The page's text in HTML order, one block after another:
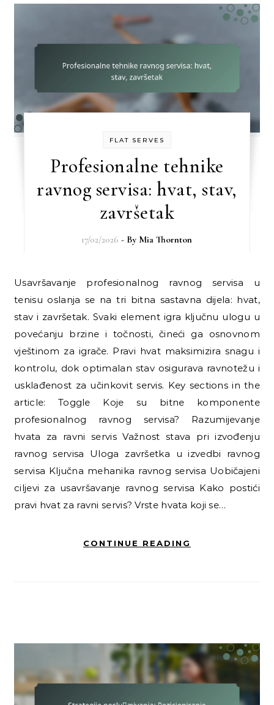
FLAT SERVES
Profesionalne tehnike
ravnog servisa: hvat, stav,
završetak
17/02/2026 - By Mia Thornton
Usavršavanje profesionalnog ravnog servisa u
tenisu oslanja se na tri bitna sastavna dijela: hvat,
stav i završetak. Svaki element igra ključnu ulogu u
povećanju brzine i točnosti, čineći ga osnovnom
vještinom za igrače. Pravi hvat maksimizira snagu i
kontrolu, dok optimalan stav osigurava ravnotežu i
usklađenost za učinkovit servis. Key sections in the
article: Toggle Koje su bitne komponente
profesionalnog ravnog servisa? Razumijevanje
hvata za ravni servis Važnost stava pri izvođenju
ravnog servisa Uloga završetka u izvedbi ravnog
servisa Ključna mehanika ravnog servisa Uobičajeni
ciljevi za usavršavanje ravnog servisa Kako postići
pravi hvat za ravni servis? Vrste hvata koji se…
CONTINUE READING